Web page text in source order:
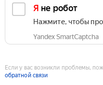
Я не робот
Нажмите, чтобы
Yandex SmartCaptcha
Если у вас возникли проблемы,
обратной связи